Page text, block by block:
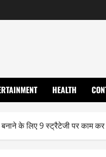
HEALTH
के लिए 9 स्ट्रैटेजी पर काम कर